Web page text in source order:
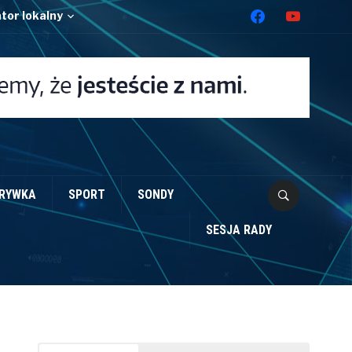
wybraliĹmy specjalnie na wakacje.
symboli..
facebookyoutube
lokalny
SPORT SONDY
SESJA RADY